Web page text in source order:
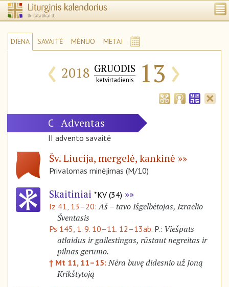
DIENA SAVAITĖ MĖNUO METAI
‹ 2018 GRUODIS
ketvirtadienis 13 ›
C Adventas
II advento savaitė
Šv. Liucija, mergelė, kankinė
Privalomas minėjimas (M/10)
Skaitiniai *KV (34)
Iz 41, 13–20:Aš – tavo Išgelbėtojas, Izraelio
Šventasis
Ps 145, 1. 9. 10–11. 12–13ab. P.: Viešpats
atlaidus ir gailestingas, rūstaut negreitas ir
pilnas gerumo.
† Mt 11, 11–15:Nėra buvę didesnio už Joną
Krikštytoją